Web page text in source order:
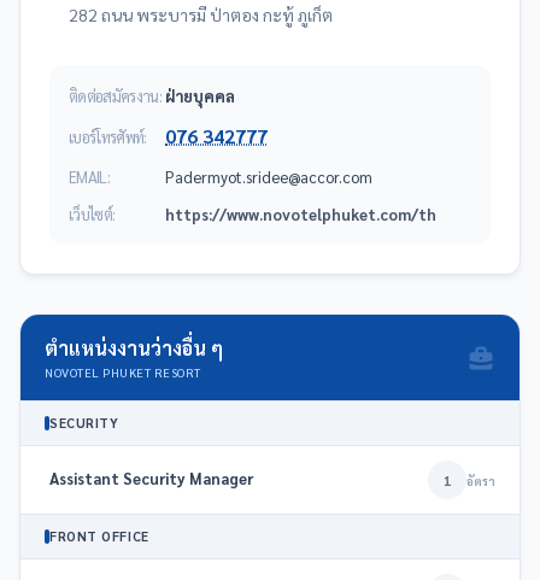
282 ถนน พระบารมี ป่าตอง กะทู้ ภูเก็ต
ติดต่อสมัครงาน: ฝ่ายบุคคล
เบอร์โทรศัพท์:
076 342777
EMAIL:
moc.rocca@eedirs.toymredaP
เว็บไซต์:
https://www.novotelphuket.com/th
ตำแหน่งงานว่างอื่น ๆ
NOVOTEL PHUKET RESORT
SECURITY
Assistant Security Manager 1 อัตรา
FRONT OFFICE